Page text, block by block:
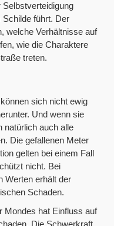
führt. Der
welche Verhältnisse auf
wie die Charaktere
treten.
sich nicht ewig
Und wenn sie
natürlich auch alle
Die gefallenen Meter
gelten bei einem Fall
nicht. Bei
Werten erhält der
Schaden.
Mondes hat Einfluss auf